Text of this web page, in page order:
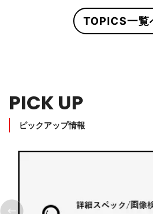
TOPICS一覧
PICK UP
ピックアップ情報